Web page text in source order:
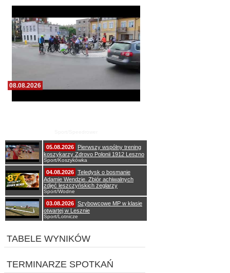
08.08.2026
05.08.2026
Pierwszy wspólny trening
koszykarzy Zdrovo Polonii 1912 Leszno
Sport/Koszykówka
04.08.2026 Teledysk o bosmanie
Adamie Wendzie. Zbiór achiwalnych
zdjęć leszczyńskich żeglarzy
Sport/Wodne
03.08.2026 Szybowcowe MP w klasie
otwartej w Lesznie
Sport/Lotnicze
TABELE WYNIKÓW
TERMINARZE SPOTKAŃ